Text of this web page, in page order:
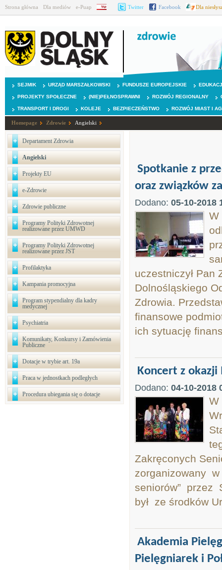
Strona główna Dla mediów e-Puap BIP Twitter Facebook Dla
SEJMIK URZĄD MARSZAŁKOWSKI FUNDUSZE EUROPEJSKIE
PROJEKTY SPOŁECZNE (NIE)PEŁNOSPRAWNI ROZWÓJ REGIONALNY
TRANSPORT I DROGI KOLEJE BEZPIECZEŃSTWO ROZWÓJ MIAST I
Homepage Zdrowie Angielski
Departament Zdrowia
Angielski
Projekty EU
e-Zdrowie
Zdrowie publiczne
Programy Polityki Zdrowotnej
realizowane przez UMWD
Programy Polityki Zdrowotnej
realizowane przez JST
Profilaktyka
Kampania promocyjna
Program stypendialny dla kadry
medycznej
Psychiatria
Komunikaty, Konkursy i Zamówienia
Publiczne
Dotacje w trybie art. 19a
Praca w jednostkach podległych
Procedura ubiegania się o dotacje
Spotkanie z
oraz związków
Dodano: 05-10-2018
W
uczestniczył Pan
Dolnośląskiego
Zdrowia.
finansowe
ich sytuację
Koncert z okazji
Dodano: 04-10-2018
W
Zakręconych
zorganizowany w
seniorów” przez
był ze środków
Akademia
Pielęgniarek i